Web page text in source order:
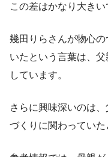
この差はかなり大きい
幾田りらさんが物心
いたという言葉は、
しています。
さらに興味深いのは
づくりに関わっていた